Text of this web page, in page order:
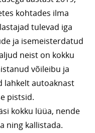
kohtades ilma
tulevad iga
ja isemeisterdatud
neist on kokku
võileibu ja
lahkelt autoaknast
pistsid.
kokku lüüa, nende
ning kallistada.